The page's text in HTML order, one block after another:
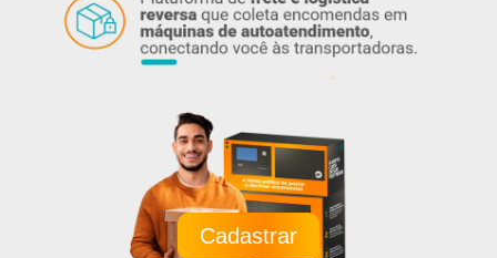
Cadastrar